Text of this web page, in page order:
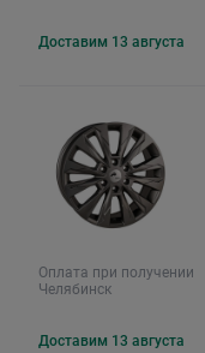
Доставим 13 августа
Оплата при получении
Челябинск
Доставим 13 августа